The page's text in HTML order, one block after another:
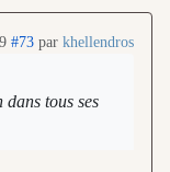
#73 par khellendros
tous ses